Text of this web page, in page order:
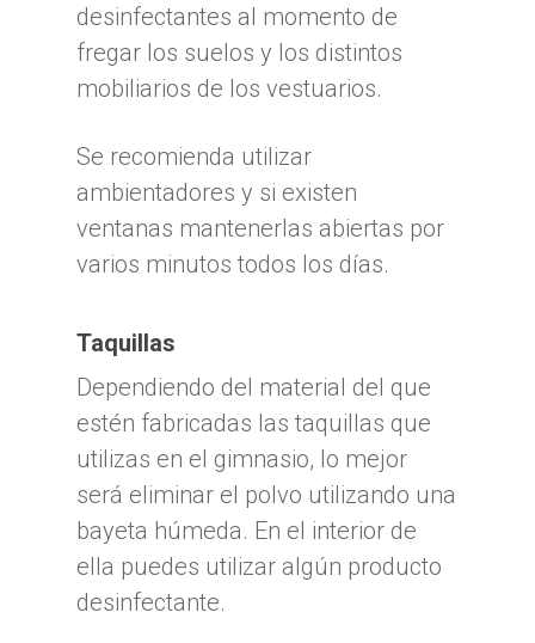
desinfectantes al momento de
fregar los suelos y los distintos
mobiliarios de los vestuarios.
Se recomienda utilizar
ambientadores y si existen
ventanas mantenerlas abiertas por
varios minutos todos los días.
Taquillas
Dependiendo del material del que
estén fabricadas las taquillas que
utilizas en el gimnasio, lo mejor
será eliminar el polvo utilizando una
bayeta húmeda. En el interior de
ella puedes utilizar algún producto
desinfectante.